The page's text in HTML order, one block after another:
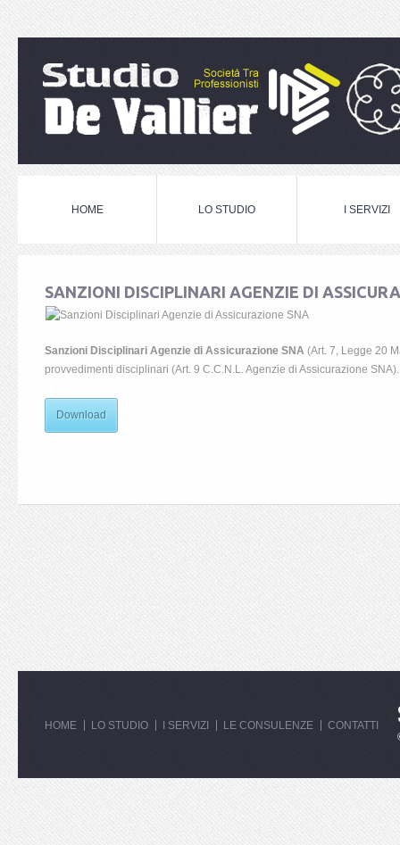
HOME LO STUDIO I SERVIZI
SANZIONI DISCIPLINARI AGENZIE DI
Sanzioni Disciplinari Agenzie di Assicurazione SNA (Art. 7, Legge 20
provvedimenti disciplinari (Art. 9 C.C.N.L. Agenzie di Assicurazione SNA).
Download
HOME LO STUDIO I SERVIZI LE CONSULENZE CONTATTI